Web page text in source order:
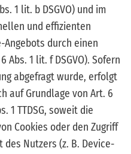
1 lit. b DSGVO) und im
und effizienten
durch einen
1 lit. f DSGVO). Sofern
abgefragt wurde, erfolgt
auf Grundlage von Art. 6
1 TTDSG, soweit die
Cookies oder den Zugriff
Nutzers (z. B. Device-